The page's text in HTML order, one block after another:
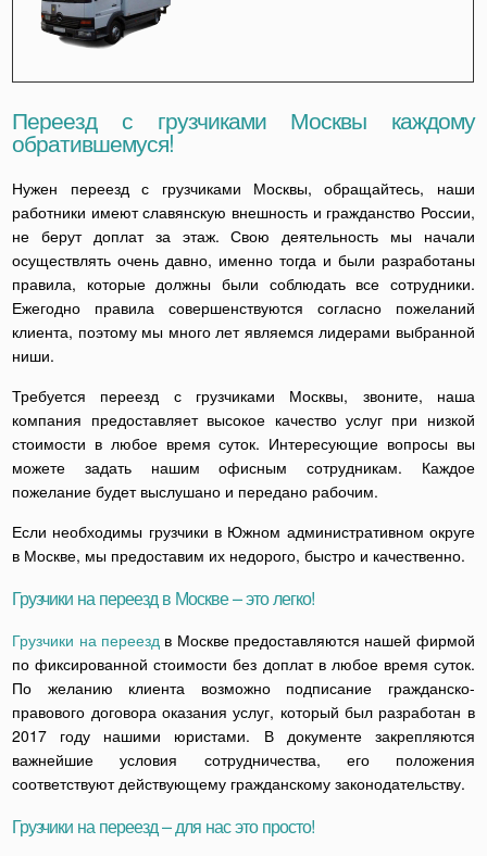
Переезд с грузчиками Москвы каждому
обратившемуся!
Нужен переезд с грузчиками Москвы, обращайтесь, наши
работники имеют славянскую внешность и гражданство России,
не берут доплат за этаж. Свою деятельность мы начали
осуществлять очень давно, именно тогда и были разработаны
правила, которые должны были соблюдать все сотрудники.
Ежегодно правила совершенствуются согласно пожеланий
клиента, поэтому мы много лет являемся лидерами выбранной
ниши.
Требуется переезд с грузчиками Москвы, звоните, наша
компания предоставляет высокое качество услуг при низкой
стоимости в любое время суток. Интересующие вопросы вы
можете задать нашим офисным сотрудникам. Каждое
пожелание будет выслушано и передано рабочим.
Если необходимы грузчики в Южном административном округе
в Москве, мы предоставим их недорого, быстро и качественно.
Грузчики на переезд в Москве – это легко!
Грузчики на переездв Москве предоставляются нашей фирмой
по фиксированной стоимости без доплат в любое время суток.
По желанию клиента возможно подписание гражданско-
правового договора оказания услуг, который был разработан в
2017 году нашими юристами. В документе закрепляются
важнейшие условия сотрудничества, его положения
соответствуют действующему гражданскому законодательству.
Грузчики на переезд – для нас это просто!